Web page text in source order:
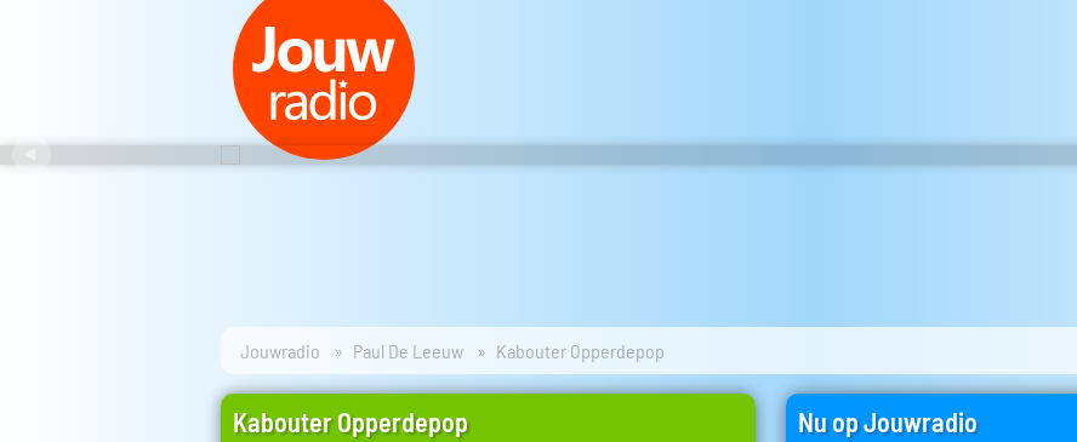
Jouwradio Paul De Leeuw Kabouter Opperdepop
Kabouter Opperdepop Nu op Jouwradio